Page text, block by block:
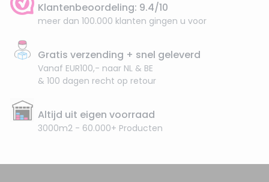
Klantenbeoordeling: 9.4/10
meer dan 100.000 klanten gingen u voor
Gratis verzending + snel geleverd
Vanaf EUR100,- naar NL & BE
& 100 dagen recht op retour
Altijd uit eigen voorraad
3000m2 - 60.000+ Producten